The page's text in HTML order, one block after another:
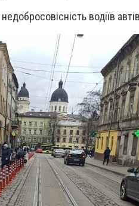
водіїв